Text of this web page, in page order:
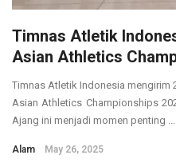
Timnas Atletik
Asian Athletics
Timnas Atletik Indonesia mengirim
Asian Athletics Championships
Ajang ini menjadi momen penting ...
Alam May 26, 2025